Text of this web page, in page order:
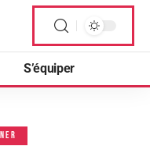
S’équiper